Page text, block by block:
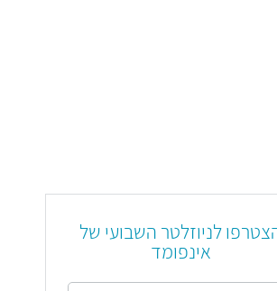
לניוזלטר השבועי של
אינפומד